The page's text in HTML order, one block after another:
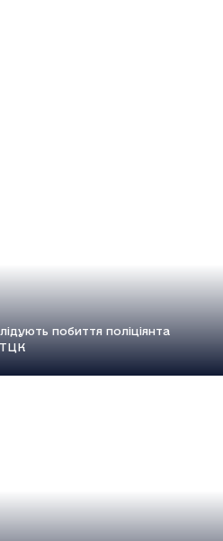
побиття поліціянта
ТЦК